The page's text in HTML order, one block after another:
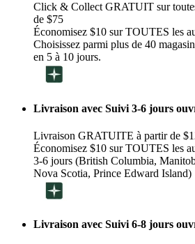
Click & Collect GRATUIT sur
de $75
Économisez $10 sur TOUTES les
Choisissez parmi plus de 40
en 5 à 10 jours.
Livraison avec Suivi 3-6 jours
Livraison GRATUITE à partir de
Économisez $10 sur TOUTES les
3-6 jours (British Columbia,
Nova Scotia, Prince Edward Island)
Livraison avec Suivi 6-8 jours